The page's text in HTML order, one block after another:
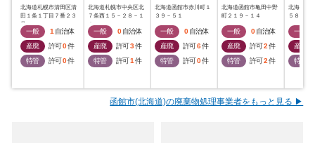
北海道札幌市清田区清
田１条１丁目７番２３
号
一般 1 自治体
産廃
許可0件
特管
許可0件
北海道札幌市中央区北
７条西１５－２８－１
１
一般 0 自治体
産廃
許可3件
特管
許可1 件
北海道函館市赤川町１
３９－５１
一般 0 自治体
産廃
許可6件
特管
許可0件
北海道函館市亀田中野
町２１９－１４
一般 0 自治体
産廃
許可2 件
特管
許可2 件
北海道函
５８９番
一般
産廃
特管
函館市(北海道)の廃棄物処理事業者をもっと見る ▶